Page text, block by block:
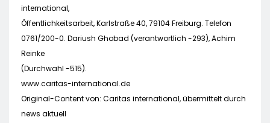
international,
Öffentlichkeitsarbeit, Karlstraße 40, 79104 Freiburg. Telefon
0761/200-0. Dariush Ghobad (verantwortlich -293), Achim
Reinke
(Durchwahl -515).
www.caritas-international.de
Original-Content von: Caritas international, übermittelt durch
news aktuell